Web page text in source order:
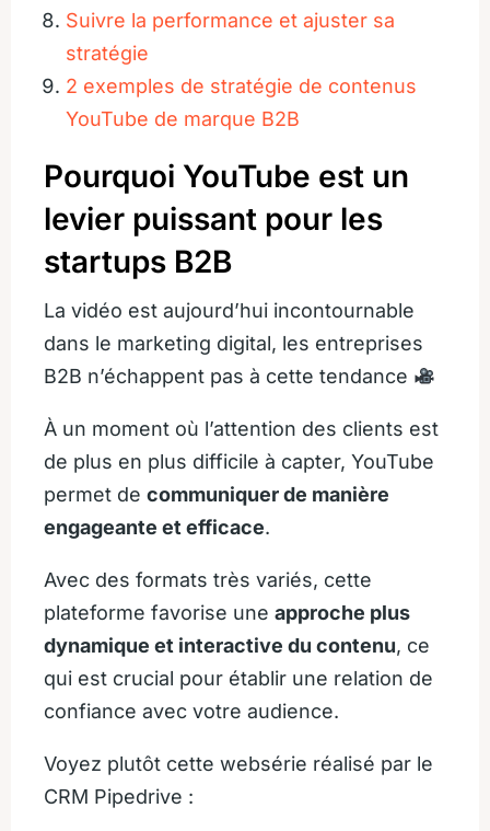
Suivre la performance et ajuster sa
stratégie
2 exemples de stratégie de contenus
YouTube de marque B2B
Pourquoi YouTube est un
levier puissant pour les
startups B2B
La vidéo est aujourd’hui incontournable
dans le marketing digital, les entreprises
B2B n’échappent pas à cette tendance
À un moment où l’attention des clients est
de plus en plus difficile à capter, YouTube
permet de communiquer de manière
engageante et efficace.
Avec des formats très variés, cette
plateforme favorise une approche plus
dynamique et interactive du contenu, ce
qui est crucial pour établir une relation de
confiance avec votre audience.
Voyez plutôt cette websérie réalisé par le
CRM Pipedrive :